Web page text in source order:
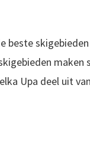
beste
maken
Upa deel uit